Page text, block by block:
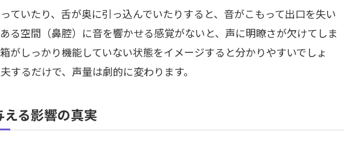
ていたり、舌が奥に引っ込んでいたりすると、音がこもって出口を失い
る空間（鼻腔）に音を響かせる感覚がないと、声に明瞭さが欠けてしま
がしっかり機能していない状態をイメージすると分かりやすいでしょ
するだけで、声量は劇的に変わります。
る影響の真実